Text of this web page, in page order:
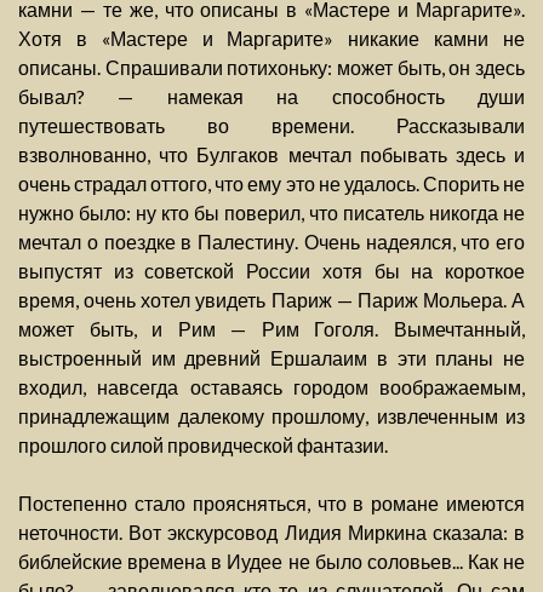
камни — те же, что описаны в «Мастере и Маргарите».
Хотя в «Мастере и Маргарите» никакие камни не
описаны. Спрашивали потихоньку: может быть, он здесь
бывал? — намекая на способность души
путешествовать во времени. Рассказывали
взволнованно, что Булгаков мечтал побывать здесь и
очень страдал оттого, что ему это не удалось. Спорить не
нужно было: ну кто бы поверил, что писатель никогда не
мечтал о поездке в Палестину. Очень надеялся, что его
выпустят из советской России хотя бы на короткое
время, очень хотел увидеть Париж — Париж Мольера. А
может быть, и Рим — Рим Гоголя. Вымечтанный,
выстроенный им древний Ершалаим в эти планы не
входил, навсегда оставаясь городом воображаемым,
принадлежащим далекому прошлому, извлеченным из
прошлого силой провидческой фантазии.
Постепенно стало проясняться, что в романе имеются
неточности. Вот экскурсовод Лидия Миркина сказала: в
библейские времена в Иудее не было соловьев... Как не